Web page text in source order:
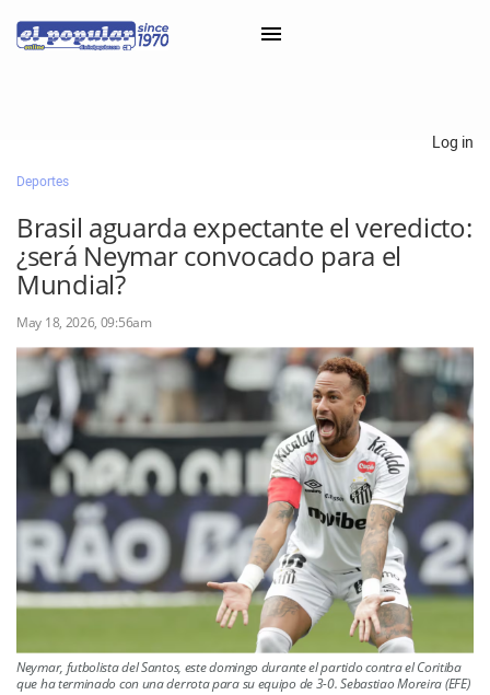
Classifieds
Categorías
Iniciar sesión con Clascal
×
Log in
Deportes
Brasil aguarda expectante el veredicto:
¿será Neymar convocado para el
Mundial?
May 18, 2026, 09:56am
Neymar, futbolista del Santos, este domingo durante el partido contra el Coritiba
que ha terminado con una derrota para su equipo de 3-0. Sebastiao Moreira (EFE)